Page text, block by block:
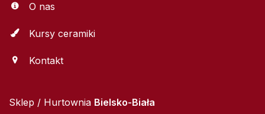
O nas
Kursy ceramiki
Kontakt
Sklep / Hurtownia Bielsko-Biała